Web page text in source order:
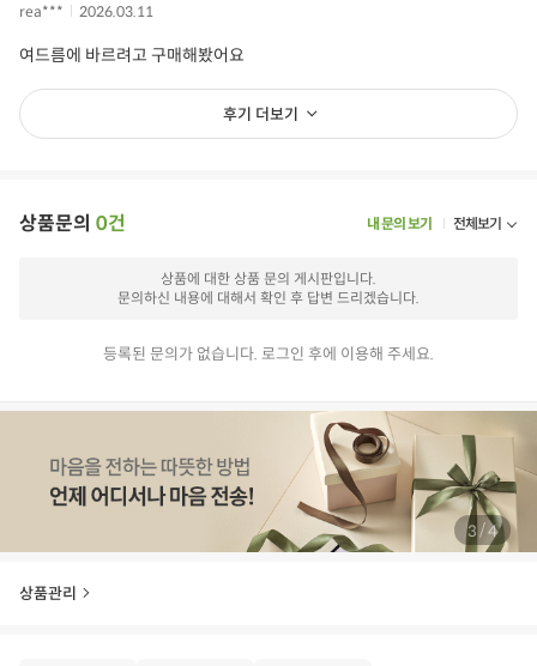
rea***
2026.03.11
여드름에 바르려고 구매해봤어요
후기 더보기
상품문의 0건 내 문의 보기 전체보기
상품에 대한 상품 문의 게시판입니다.
문의하신 내용에 대해서 확인 후 답변 드리겠습니다.
등록된 문의가 없습니다. 로그인 후에 이용해 주세요.
3 /4
상품관리